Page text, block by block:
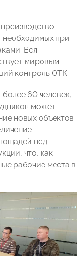
необходимых при
Вся
мировым
контроль ОТК.
60 человек,
может
новых объектов
под
что, как
рабочие места в